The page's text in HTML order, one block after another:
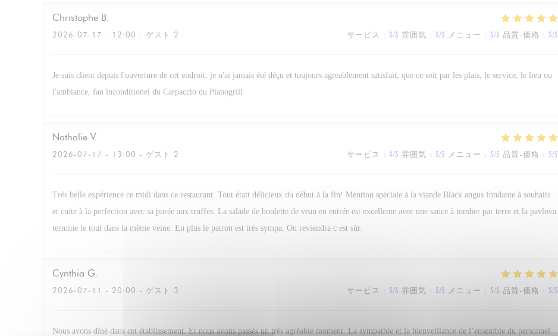
Christophe B
2026-07-17 - 12:00 - ゲスト 2 サービス : 5/5 雰囲気 : 5/5 メニュー : 5/5 品質-価格 : 5/5
Je suis client depuis l'ouverture de cet endroit, je n'ai jamais été déçu et toujours agreablement satisfait, que ce soit par les plats, le service, le lieu ou
l'ambiance, fan inconditionel du Carpaccio du Pianogrill
Nathalie V
2026-07-17 - 13:00 - ゲスト 2 サービス : 4/5 雰囲気 : 5/5 メニュー : 5/5 品質-価格 : 5/5
Très belle expérience ce midi dans ce restaurant. Tout était délicieux du début à la fin! Mention spéciale à la viande Black angus fondante à souhaits
et cuite à la perfection avec sa purée aux truffes. La salade de boulette de veau en entrée est excellente avec une sauce à tomber par terre et la pavlova
termine le tout dans la même veine. En plus le patron est très sympa. On reviendra c est sûr.
Cynthia G
2026-07-11 - 20:00 - ゲスト 3 サービス : 5/5 雰囲気 : 5/5 メニュー : 5/5 品質-価格 : 5/5
Nous avons dîné dans cet établissement. Et nous avons passés un très agréable moment. La sympathie et la bienveillance de l’ensemble du personnel